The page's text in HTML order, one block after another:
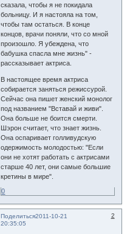
сказала, чтобы я не покидала
больницу. И я настояла на том,
чтобы там остаться. В конце
концов, врачи поняли, что со мной
произошло. Я убеждена, что
бабушка спасла мне жизнь" -
рассказывает актриса.
В настоящее время актриса
собирается заняться режиссурой.
Сейчас она пишет женский монолог
под названием "Вставай и живи".
Она больше не боится смерти.
Шэрон считает, что знает жизнь.
Она оспаривает голливудскую
одержимость молодостью: "Если
они не хотят работать с актрисами
старше 40 лет, они самые большие
кретины в мире".
0
Поделиться 2
2011-10-21
20:35:05